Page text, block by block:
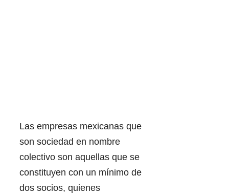
Las empresas mexicanas que
son sociedad en nombre
colectivo son aquellas que se
constituyen con un mínimo de
dos socios, quienes